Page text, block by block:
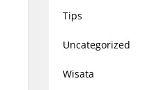
Tips
Uncategorized
Wisata